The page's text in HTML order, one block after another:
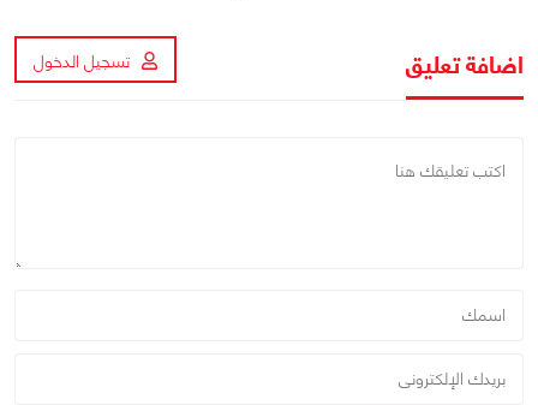
اضافة تعليق تسجيل الدخول